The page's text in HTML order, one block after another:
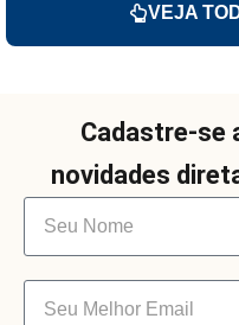
VEJA
Cadastre-se
novidades